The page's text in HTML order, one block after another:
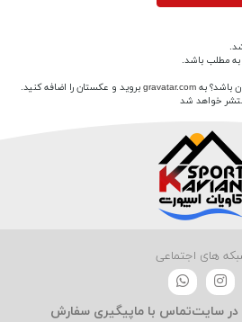
به مطلب باشد.
باشد؟ به gravatar.com بروید و عکستان را اضافه کنید.
خواهد شد
های اجتماعی
سایتتماس با ماپیگیری سفارش